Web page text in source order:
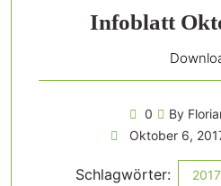
Infoblatt
0
By
Oktober 6,
Schlagwörter: 2017